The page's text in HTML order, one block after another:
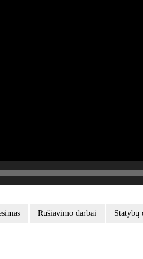
Rūšiavimo darbai Statybų